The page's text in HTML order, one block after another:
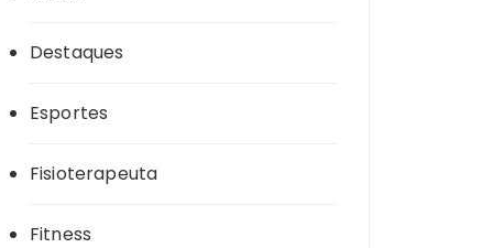
Destaques
Esportes
Fisioterapeuta
Fitness